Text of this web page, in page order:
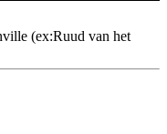
(ex:Ruud van het